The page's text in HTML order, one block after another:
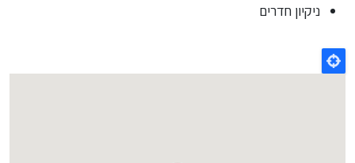
ניקיון חדרים